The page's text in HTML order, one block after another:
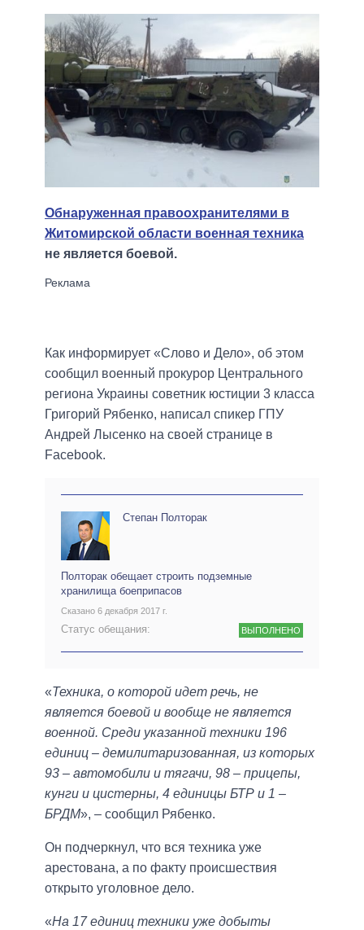
Обнаруженная правоохранителями в
Житомирской области военная техника
не является боевой.
Как информирует «Слово и Дело», об этом
сообщил военный прокурор Центрального
региона Украины советник юстиции 3 класса
Григорий Рябенко, написал спикер ГПУ
Андрей Лысенко на своей странице в
Facebook.
Степан Полторак
Полторак обещает строить подземные
хранилища боеприпасов
Сказано 6 декабря 2017 г.
Статус обещания: ВЫПОЛНЕНО
«Техника, о которой идет речь, не
является боевой и вообще не является
военной. Среди указанной техники 196
единиц – демилитаризованная, из которых
93 – автомобили и тягачи, 98 – прицепы,
кунги и цистерны, 4 единицы БТР и 1 –
БРДМ», – сообщил Рябенко.
Он подчеркнул, что вся техника уже
арестована, а по факту происшествия
открыто уголовное дело.
«На 17 единиц техники уже добыты